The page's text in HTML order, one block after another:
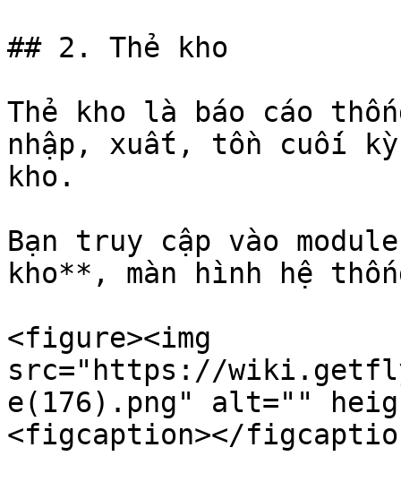
## 2. Thẻ kho
Thẻ kho là báo cáo
nhập, xuất, tồn cuối kỳ
kho.
Bạn truy cập vào
kho**, màn hình hệ
<figure><img
src="https://
e(176).png" alt=""
<figcaption></